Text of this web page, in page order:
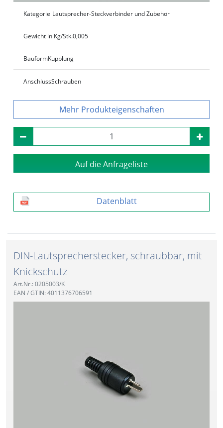
Kategorie Lautsprecher-Steckverbinder und Zubehör
Gewicht in Kg/Stk.0,005
BauformKupplung
AnschlussSchrauben
Produkteigenschaften
Auf die Anfrageliste
Datenblatt
DIN-Lautsprecherstecker, schraubbar, mit
Knickschutz
Art.Nr.: 0205003/K
EAN / GTIN: 4011376706591